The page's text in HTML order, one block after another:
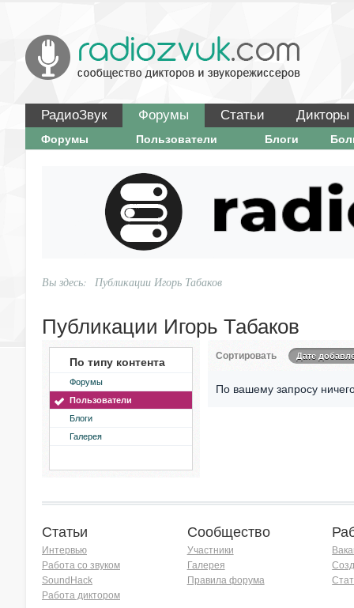
РадиоЗвук Форумы Статьи Дикторы
Форумы Пользователи Блоги
Вы здесь: Публикации Игорь Табаков
Публикации Игорь Табаков
По типу контента
Форумы
Пользователи
Блоги
Галерея
Сортировать Дате
По вашему запросу
Статьи
Интервью
Работа со звуком
SoundHack
Работа диктором
Сообщество
Участники
Галерея
Правила форума